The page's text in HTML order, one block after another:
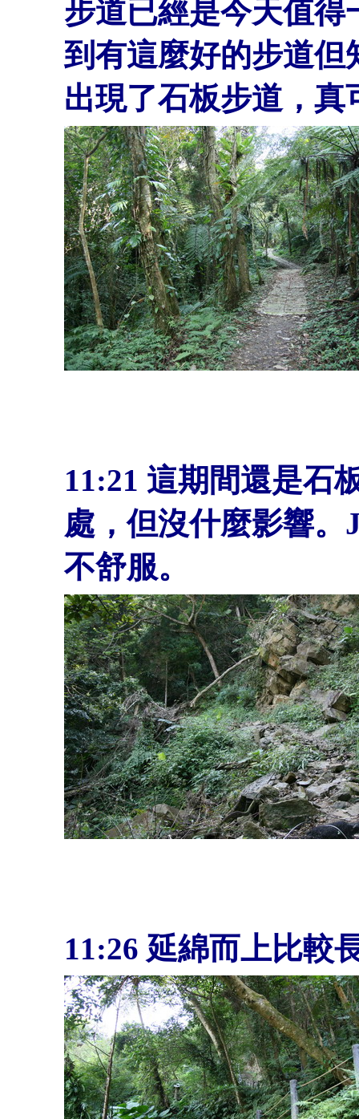
步道已經是今天值得
到有這麼好的步道但
出現了石板步道，真
11:21 這期間還是石
處，但沒什麼影響
不舒服。
11:26 延綿而上比較